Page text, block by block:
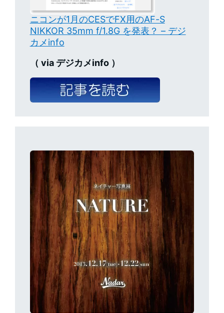
ニコンが1月のCESでFX用のAF-S
NIKKOR 35mm f/1.8G を発表？ – デジ
カメinfo
（ via デジカメinfo ）